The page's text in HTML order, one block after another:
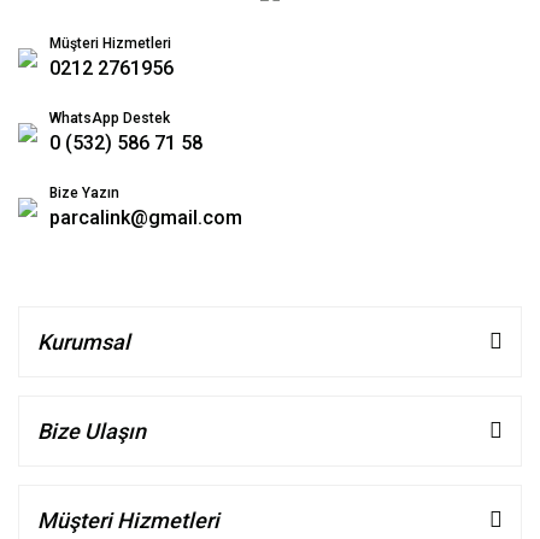
Müşteri Hizmetleri
0212 2761956
WhatsApp Destek
0 (532) 586 71 58
Bize Yazın
parcalink@gmail.com
Kurumsal
Bize Ulaşın
Müşteri Hizmetleri